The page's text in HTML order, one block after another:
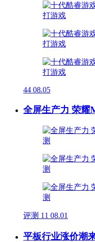
44 08.05
全屏生产力 荣耀
评测 11 08.01
平板行业涨价潮